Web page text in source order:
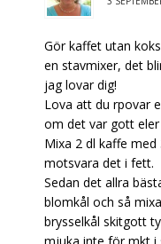
Gör kaffet utan
en stavmixer, det
jag lovar dig!
Lova att du rpovar
om det var gott eler
Mixa 2 dl kaffe
motsvara det i fett.
Sedan det allra
blomkål och så
brysselkål skitgott